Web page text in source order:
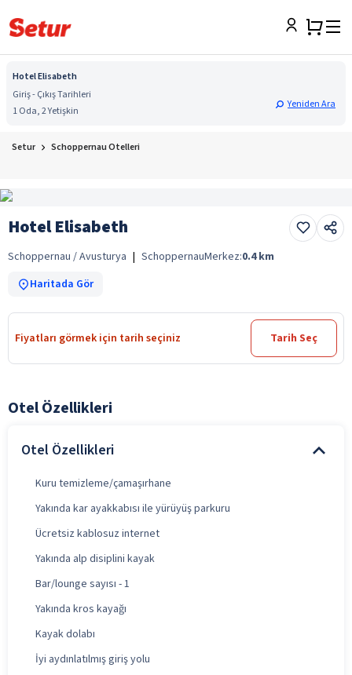
Hotel Elisabeth
Giriş - Çıkış Tarihleri
1 Oda, 2 Yetişkin
Yeniden Ara
Setur Schoppernau Otelleri
Hotel Elisabeth
Schoppernau / Avusturya | SchoppernauMerkez:0.4 km
Haritada Gör
Fiyatları görmek için tarih seçiniz Tarih Seç
Otel Özellikleri
Otel Özellikleri
Kuru temizleme/çamaşırhane
Yakında kar ayakkabısı ile yürüyüş parkuru
Ücretsiz kablosuz internet
Yakında alp disiplini kayak
Bar/lounge sayısı - 1
Yakında kros kayağı
Kayak dolabı
İyi aydınlatılmış giriş yolu